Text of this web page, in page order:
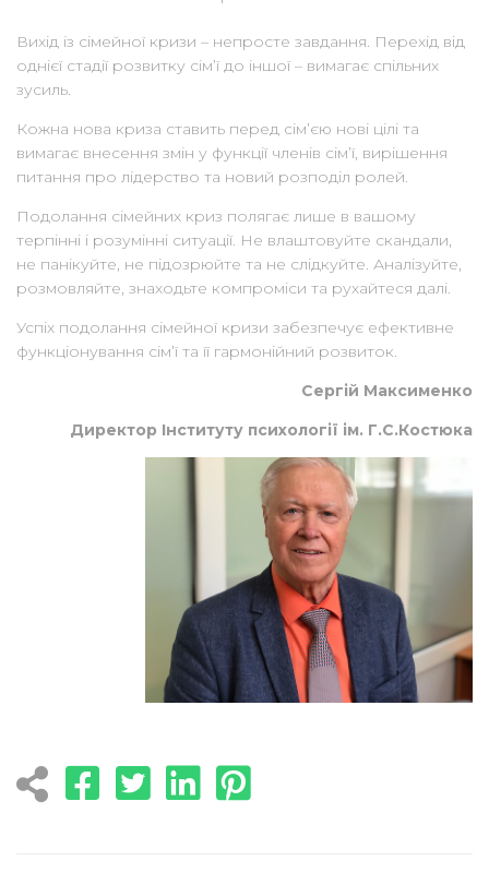
Вихід із сімейної кризи – непросте завдання. Перехід від
однієї стадії розвитку сім’ї до іншої – вимагає спільних
зусиль.
Кожна нова криза ставить перед сім’єю нові цілі та
вимагає внесення змін у функції членів сім’ї, вирішення
питання про лідерство та новий розподіл ролей.
Подолання сімейних криз полягає лише в вашому
терпінні і розумінні ситуації. Не влаштовуйте скандали,
не панікуйте, не підозрюйте та не слідкуйте. Аналізуйте,
розмовляйте, знаходьте компроміси та рухайтеся далі.
Успіх подолання сімейної кризи забезпечує ефективне
функціонування сім’ї та її гармонійний розвиток.
Сергій Максименко
Директор Інституту психології ім. Г.С.Костюка